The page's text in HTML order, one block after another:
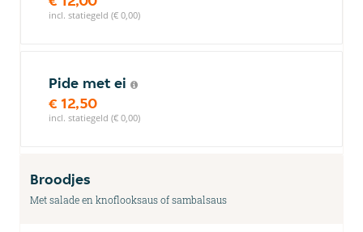
incl. statiegeld (€ 0,00)
Pide met ei
€ 12,50
incl. statiegeld (€ 0,00)
Broodjes
Met salade en knoflooksaus of sambalsaus